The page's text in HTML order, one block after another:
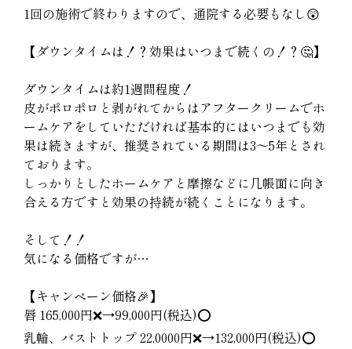
1回の施術で終わりますので、通院する必要もなし😲
【ダウンタイムは！？効果はいつまで続くの！？🤔】
ダウンタイムは約1週間程度！
皮がポロポロと剥がれてからはアフタークリームでホ
ームケアをしていただければ基本的にはいつまでも効
果は続きますが、推奨されている期間は3〜5年とされ
ております。
しっかりとしたホームケアと摩擦などに几帳面に向き
合える方ですと効果の持続が続くことになります。
そして！！
気になる価格ですが…
【キャンペーン価格🎉】
唇 165,000円❌→99,000円(税込)⭕️
乳輪、バストトップ 22,0000円❌→132,000円(税込)⭕️